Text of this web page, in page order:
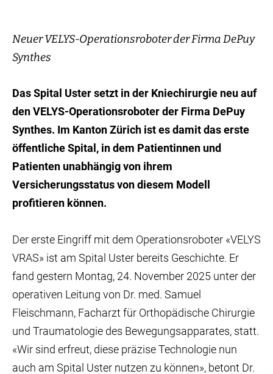
Neuer VELYS-Operationsroboter der Firma DePuy
Synthes
Das Spital Uster setzt in der Kniechirurgie neu auf
den VELYS-Operationsroboter der Firma DePuy
Synthes. Im Kanton Zürich ist es damit das erste
öffentliche Spital, in dem Patientinnen und
Patienten unabhängig von ihrem
Versicherungsstatus von diesem Modell
profitieren können.
Der erste Eingriff mit dem Operationsroboter «VELYS
VRAS» ist am Spital Uster bereits Geschichte. Er
fand gestern Montag, 24. November 2025 unter der
operativen Leitung von Dr. med. Samuel
Fleischmann, Facharzt für Orthopädische Chirurgie
und Traumatologie des Bewegungsapparates, statt.
«Wir sind erfreut, diese präzise Technologie nun
auch am Spital Uster nutzen zu können», betont Dr.